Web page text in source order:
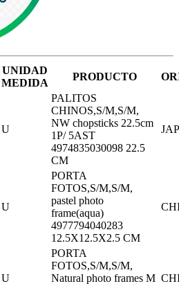
UNIDAD
MEDIDA
PRODUCTO
U
PALITOS
CHINOS,S/M,S/M,
NW chopsticks 22.5cm
1P/ 5AST
4974835030098 22.5
CM
U
PORTA
FOTOS,S/M,S/M,
pastel photo
frame(aqua)
4977794040283
12.5X12.5X2.5 CM
U
PORTA
FOTOS,S/M,S/M,
Natural photo frames M